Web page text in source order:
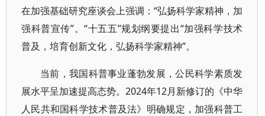
在加强基础研究座谈会上强调：“弘扬科学家精神，加
强科普宣传”。“十五五”规划纲要提出“加强科学技术
普及，培育创新文化，弘扬科学家精神”。
当前，我国科普事业蓬勃发展，公民科学素质发
展水平呈加速提高态势。2024年12月新修订的《中华
人民共和国科学技术普及法》明确规定，加强科普工